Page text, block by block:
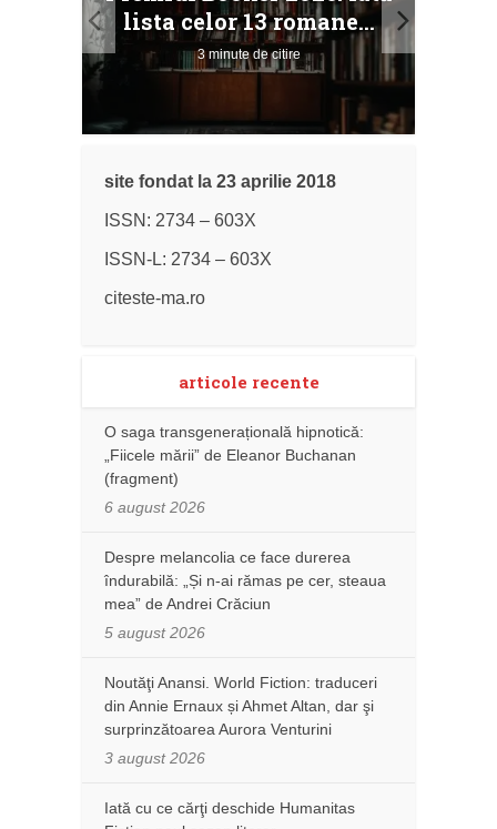
lista celor 13 romane...
3 minute de citire
site fondat la 23 aprilie 2018
ISSN: 2734 – 603X
ISSN-L: 2734 – 603X
citeste-ma.ro
articole recente
O saga transgenerațională hipnotică:
„Fiicele mării” de Eleanor Buchanan
(fragment)
6 august 2026
Despre melancolia ce face durerea
îndurabilă: „Și n-ai rămas pe cer, steaua
mea” de Andrei Crăciun
5 august 2026
Noutăţi Anansi. World Fiction: traduceri
din Annie Ernaux și Ahmet Altan, dar şi
surprinzătoarea Aurora Venturini
3 august 2026
Iată cu ce cărţi deschide Humanitas